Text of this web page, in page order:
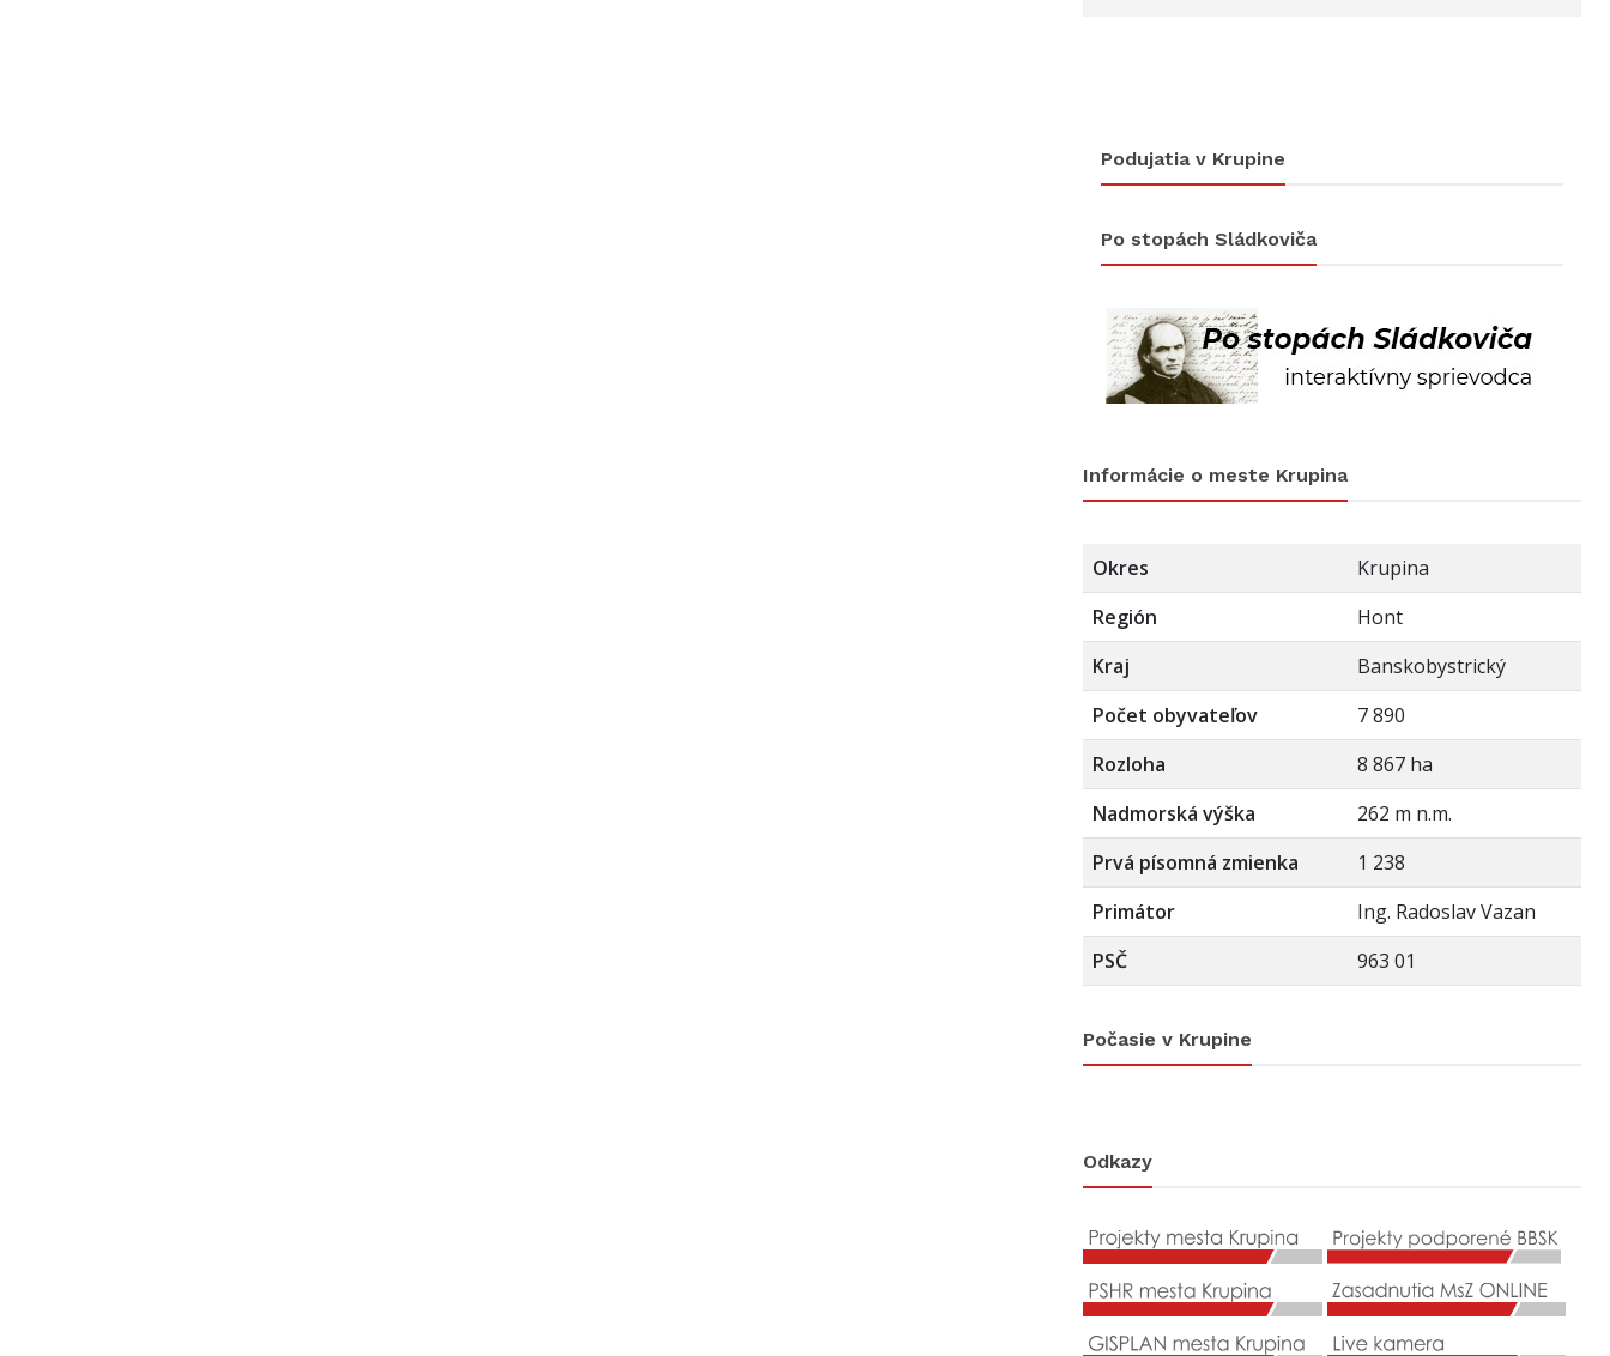
Podujatia v Krupine
Po stopách Sládkoviča
Informácie o meste Krupina
Okres
Krupina
Región
Hont
Kraj
Banskobystrický
Počet obyvateľov
7 890
Rozloha
8 867 ha
Nadmorská výška
262 m n.m.
Prvá písomná zmienka
1 238
Primátor
Ing. Radoslav Vazan
PSČ
963 01
Počasie v Krupine
Odkazy